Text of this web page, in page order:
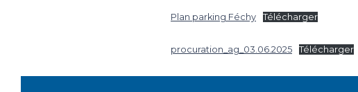
Plan parking Féchy Télécharger
procuration_ag_03.06.2025 Télécharger